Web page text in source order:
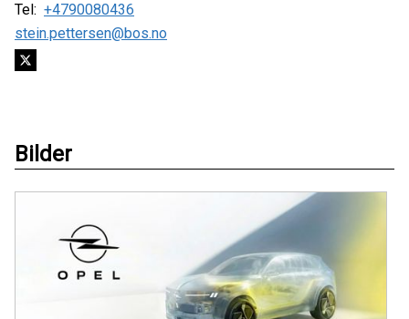
Tel: +4790080436
stein.pettersen@bos.no
Bilder